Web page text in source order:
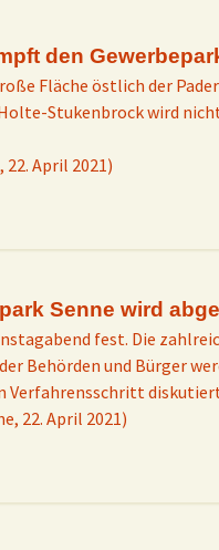
den
Fläche östlich der
Stukenbrock wird
April 2021)
Senne wird
fest. Die
Behörden und Bürger
Verfahrensschritt
22. April 2021)